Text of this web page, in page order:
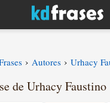
› Autores › Urhacy
de Urhacy Faustino